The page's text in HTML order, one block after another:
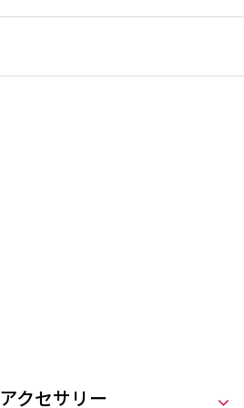
アクセサリー